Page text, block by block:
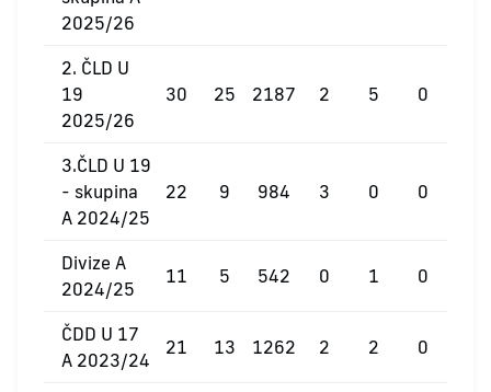
2025/26
2. ČLD U
19
2025/26
30 25 2187 2 5 0
3.ČLD U 19
- skupina
A 2024/25
22 9 984 3 0 0
Divize A
2024/25
11 5 542 0 1 0
ČDD U 17
A 2023/24
21 13 1262 2 2 0